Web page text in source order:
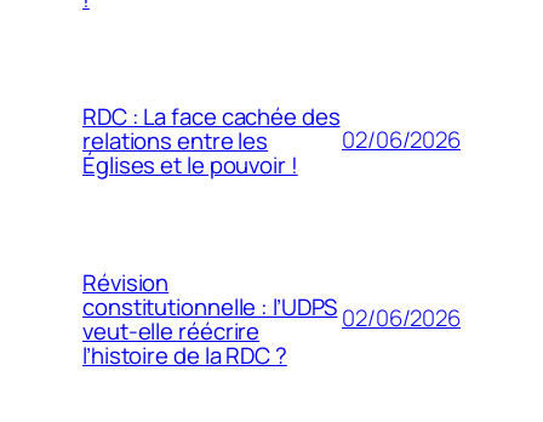
RDC : La face cachée des
relations entre les
Églises et le pouvoir !
02/06/2026
Révision
constitutionnelle : l’UDPS
veut-elle réécrire
l’histoire de la RDC ?
02/06/2026